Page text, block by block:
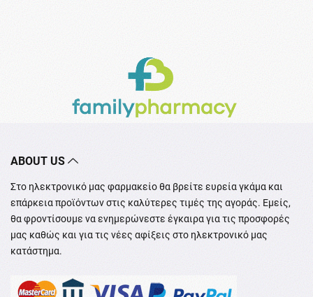
ABOUT US
Στο ηλεκτρονικό μας φαρμακείο θα βρείτε ευρεία γκάμα και
επάρκεια προϊόντων στις καλύτερες τιμές της αγοράς. Εμείς,
θα φροντίσουμε να ενημερώνεστε έγκαιρα για τις προσφορές
μας καθώς και για τις νέες αφίξεις στο ηλεκτρονικό μας
κατάστημα.